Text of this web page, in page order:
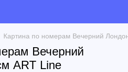
Картина по номерам Вечерний
Вечерний
ART Line